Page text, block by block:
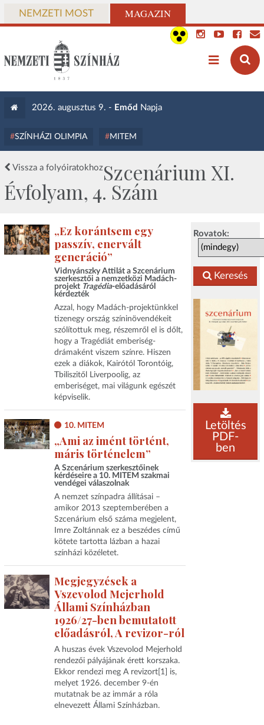
NEMZETI MOST MAGAZIN
2026. augusztus 9. - Emőd Napja
SZÍNHÁZI OLIMPIA MITEM
Vissza a folyóiratokhozSzcenárium XI.
Évfolyam, 4. Szám
Rovatok:
Keresés
Letöltés
PDF-
ben
„Ez korántsem egy
passzív, enervált
generáció”
Vidnyánszky Attilát a Szcenárium
szerkesztői a nemzetközi Madách-
projekt Tragédia-előadásáról
kérdezték
Azzal, hogy Madách-projektünkkel
tizenegy ország színinövendékeit
szólítottuk meg, részemről el is dőlt,
hogy a Tragédiát emberiség-
drámaként viszem színre. Hiszen
ezek a diákok, Kairótól Torontóig,
Tbiliszitől Liverpoolig, az
emberiséget, mai világunk egészét
képviselik.
10. MITEM
„Ami az imént történt,
máris történelem”
A Szcenárium szerkesztőinek
kérdéseire a 10. MITEM szakmai
vendégei válaszolnak
A nemzet színpadra állításai –
amikor 2013 szeptemberében a
Szcenárium első száma megjelent,
Imre Zoltánnak ez a beszédes című
kötete tartotta lázban a hazai
színházi közéletet.
Megjegyzések a
Vszevolod Mejerhold
Állami Színházban
1926/27-ben bemutatott
előadásról, A revizor-ról
A huszas évek Vszevolod Mejerhold
rendezői pályájának érett korszaka.
Ekkor rendezi meg A revizort[1] is,
melyet 1926. december 9-én
mutatnak be az immár a róla
elnevezett Állami Színházban.